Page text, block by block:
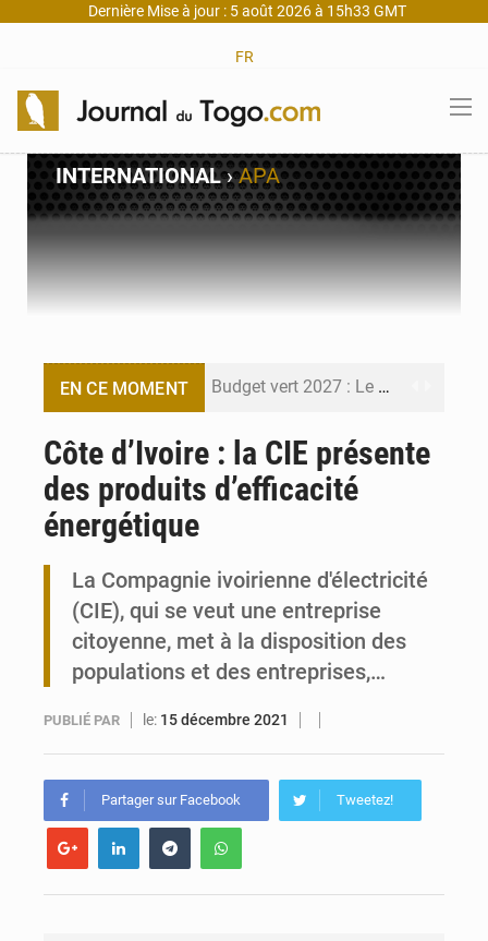
Dernière Mise à jour : 5 août 2026 à 15h33 GMT
FR
INTERNATIONAL›APA
EN CE MOMENT Budget vert 2027 : Le ministère de l’Économie forme ses cadres à Lomé
Victoire Dogbé prône l’engagement politique des femmes à Kigali
Côte d’Ivoire : la CIE présente
des produits d’efficacité
énergétique
La Compagnie ivoirienne d'électricité
(CIE), qui se veut une entreprise
citoyenne, met à la disposition des
populations et des entreprises,…
PUBLIÉ PAR le: 15 décembre 2021
Partager sur Facebook Tweetez!